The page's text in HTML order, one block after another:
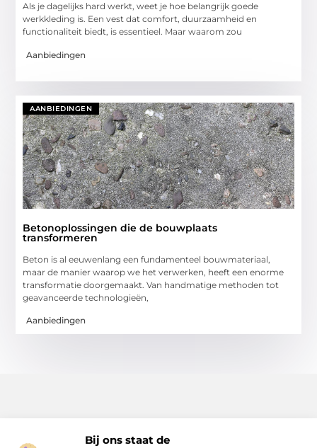
Bij ons staat de
Als je dagelijks hard werkt, weet je hoe belangrijk goede
werkkleding is. Een vest dat comfort, duurzaamheid en
functionaliteit biedt, is essentieel. Maar waarom zou
Aanbiedingen
AANBIEDINGEN
Betonoplossingen die de bouwplaats
transformeren
Beton is al eeuwenlang een fundamenteel bouwmateriaal,
maar de manier waarop we het verwerken, heeft een enorme
transformatie doorgemaakt. Van handmatige methoden tot
geavanceerde technologieën,
Aanbiedingen